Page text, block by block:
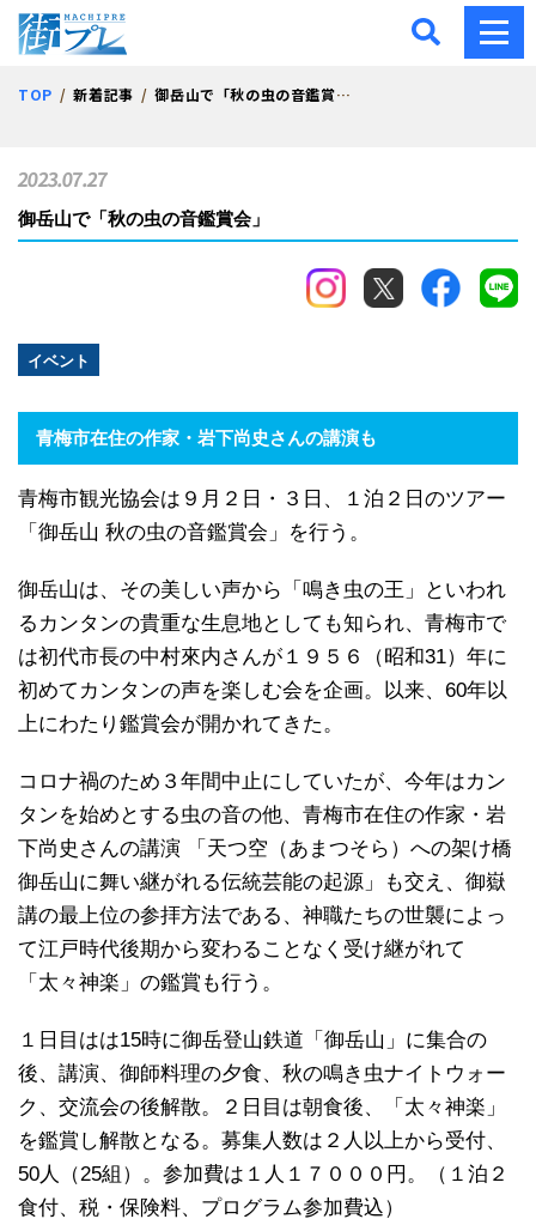
街プレ -東京・西多摩の
TOP 新着記事 御岳山で「秋の虫の音鑑賞会」
御岳山で「秋の虫の音鑑賞会」
イベント
2023.07.27
青梅市在住の作家・岩下尚史さんの講演も
青梅市観光協会は９月２日・３日、１泊２日のツアー
「御岳山 秋の虫の音鑑賞会」を行う。
御岳山は、その美しい声から「鳴き虫の王」といわれ
るカンタンの貴重な生息地としても知られ、青梅市で
は初代市長の中村來内さんが１９５６（昭和31）年に
初めてカンタンの声を楽しむ会を企画。以来、60年以
上にわたり鑑賞会が開かれてきた。
コロナ禍のため３年間中止にしていたが、今年はカン
タンを始めとする虫の音の他、青梅市在住の作家・岩
下尚史さんの講演 「天つ空（あまつそら）への架け橋
御岳山に舞い継がれる伝統芸能の起源」も交え、御嶽
講の最上位の参拝方法である、神職たちの世襲によっ
て江戸時代後期から変わることなく受け継がれて
「太々神楽」の鑑賞も行う。
１日目はは15時に御岳登山鉄道「御岳山」に集合の
後、講演、御師料理の夕食、秋の鳴き虫ナイトウォー
ク、交流会の後解散。２日目は朝食後、「太々神楽」
を鑑賞し解散となる。募集人数は２人以上から受付、
50人（25組）。参加費は１人１７０００円。（１泊２
食付、税・保険料、プログラム参加費込）